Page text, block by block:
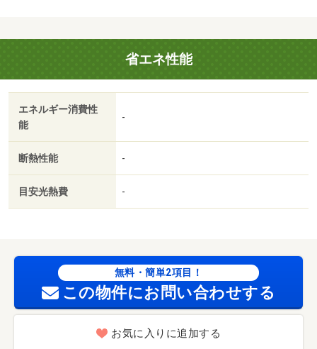
リング／シャワー付洗面台／ＴＶインターホン／室内洗濯
置／シューズボックス／追焚機能浴室／温水洗浄便座／洗
面所独立／洗面化粧台／駐輪場／宅配ボックス／ＣＡＴＶ
／即入居可／敷金不要／対面式キッチン／保証人不要／２
沿線利用可／専用庭／ＬＤＫ１５畳以上／ネット使用料不
要／床下収納／浴室１坪以上／２駅利用可／敷地内ごみ置
／室内物干機／ＢＳ／保証会社利用可／ＩＴ重説 対応物
件／ローソン（コンビニ）まで６６０ｍ／セブンイレブン
（コンビニ）まで５９６ｍ／アルビス（株）／経堂店（ス
ｉａ薬局（ドラッグストア）まで７６０ｍ/賃貸戸数:8戸
省エネ性能
エネルギー消費性
能
-
断熱性能 -
目安光熱費 -
無料・簡単2項目！
この物件にお問い合わせする
お気に入りに追加する